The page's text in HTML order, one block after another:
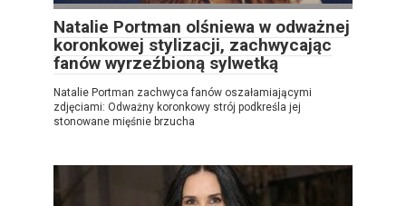
Natalie Portman olśniewa w odważnej
koronkowej stylizacji, zachwycając
fanów wyrzeźbioną sylwetką
Natalie Portman zachwyca fanów oszałamiającymi
zdjęciami: Odważny koronkowy strój podkreśla jej
stonowane mięśnie brzucha